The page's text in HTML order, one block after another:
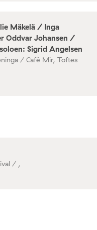
Mäkelä / Inga
Oddvar Johansen /
Sigrid Angelsen
/ Café Mir, Toftes
/ ,